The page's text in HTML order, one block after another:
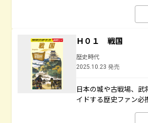
Ｈ０１ 戦国
歴史時代
2025.10.23 発売
日本の城や古戦場、
イドする歴史ファン必